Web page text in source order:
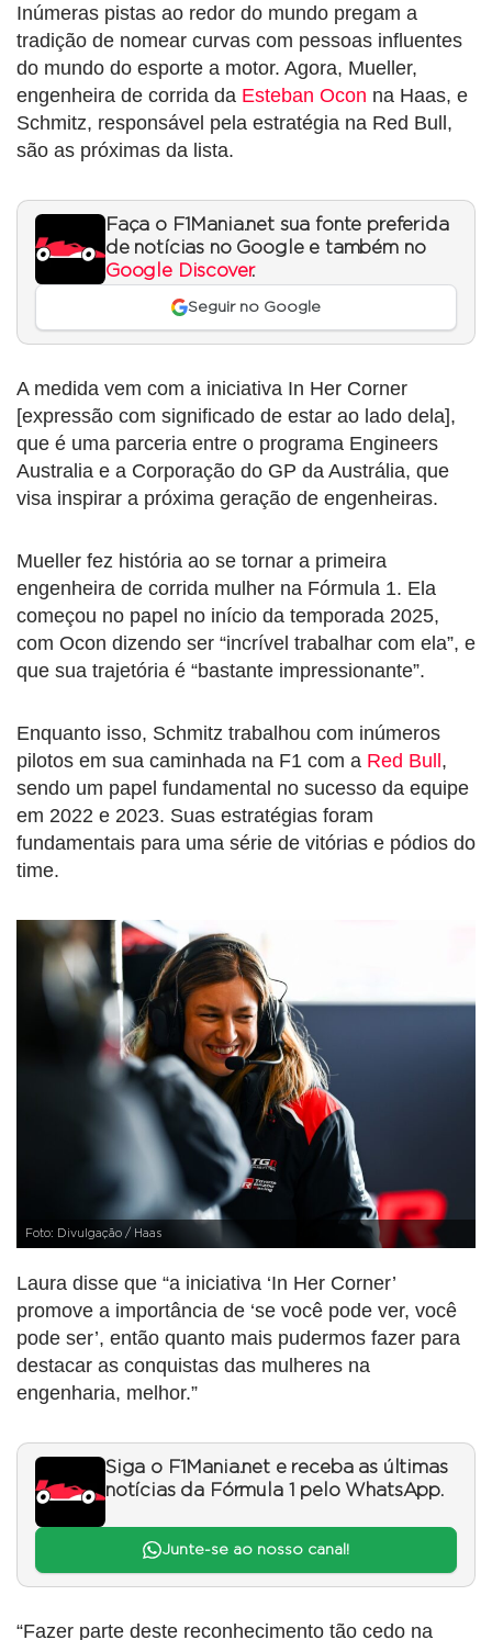
Inúmeras pistas ao redor do mundo pregam a
tradição de nomear curvas com pessoas influentes
do mundo do esporte a motor. Agora, Mueller,
engenheira de corrida da Esteban Ocon na Haas, e
Schmitz, responsável pela estratégia na Red Bull,
são as próximas da lista.
Faça o F1Mania.net sua fonte preferida
de notícias no Google e também no
Google Discover.
Seguir no Google
A medida vem com a iniciativa In Her Corner
[expressão com significado de estar ao lado dela],
que é uma parceria entre o programa Engineers
Australia e a Corporação do GP da Austrália, que
visa inspirar a próxima geração de engenheiras.
Mueller fez história ao se tornar a primeira
engenheira de corrida mulher na Fórmula 1. Ela
começou no papel no início da temporada 2025,
com Ocon dizendo ser “incrível trabalhar com ela”, e
que sua trajetória é “bastante impressionante”.
Enquanto isso, Schmitz trabalhou com inúmeros
pilotos em sua caminhada na F1 com a Red Bull ,
sendo um papel fundamental no sucesso da equipe
em 2022 e 2023. Suas estratégias foram
fundamentais para uma série de vitórias e pódios do
time.
Foto: Divulgação / Haas
Laura disse que “a iniciativa ‘In Her Corner’
promove a importância de ‘se você pode ver, você
pode ser’, então quanto mais pudermos fazer para
destacar as conquistas das mulheres na
engenharia, melhor.”
Siga o F1Mania.net e receba as últimas
notícias da Fórmula 1 pelo WhatsApp.
Junte-se ao nosso canal!
“Fazer parte deste reconhecimento tão cedo na